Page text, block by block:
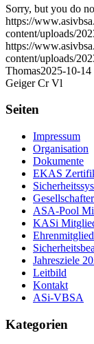
Sorry, but you do
https://
content/uploads/
https://
content/uploads/
Thomas2025-10-
Geiger Cr Vl
Seiten
Impressum
Organisation
Dokumente
EKAS
ASA-Pool
KASi
Jahresziele
Leitbild
Kontakt
ASi-VBSA
Kategorien